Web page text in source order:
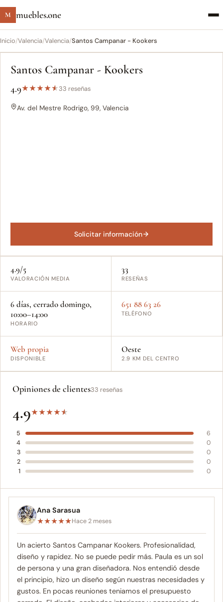
M muebles.one
Inicio/Valencia/Valencia/Santos Campanar - Kookers
Santos Campanar - Kookers
4.9★★★★★33 reseñas
Av. del Mestre Rodrigo, 99, Valencia
Solicitar información
4.9/5
VALORACIÓN MEDIA
33
RESEÑAS
6 días, cerrado domingo,
10:00–14:00
HORARIO
651 88 63 26
TELÉFONO
Web propia
DISPONIBLE
Oeste
2.9 KM DEL CENTRO
Opiniones de clientes33 reseñas
4.9★★★★★
5
6
4
0
3
0
2
0
1
0
Ana Sarasua
★★★★★Hace 2 meses
Un acierto Santos Campanar Kookers. Profesionalidad,
diseño y rapidez. No se puede pedir más. Paula es un sol
de persona y una gran diseñadora. Nos entendió desde
el principio, hizo un diseño según nuestras necesidades y
gustos. En pocas reuniones teniamos el presupuesto